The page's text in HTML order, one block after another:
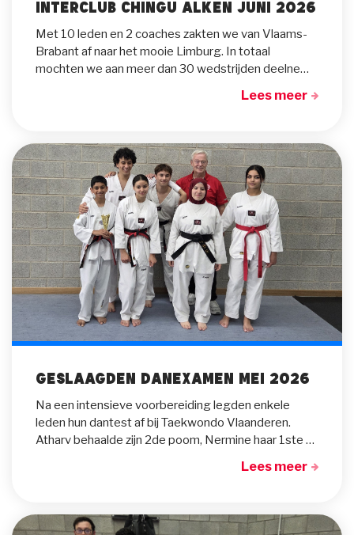
Interclub Chingu Alken Juni 2026
Met 10 leden en 2 coaches zakten we van Vlaams-
Brabant af naar het mooie Limburg. In totaal
mochten we aan meer dan 30 wedstrijden deelnemen. Ideaal om eens te proefen van Kyorugi.
Lees meer
Geslaagden danexamen mei 2026
Na een intensieve voorbereiding legden enkele
leden hun dantest af bij Taekwondo Vlaanderen.
Atharv behaalde zijn 2de poom, Nermine haar 1ste poom. Sanae en Arno behaalden beide hun eerste dan zwarte band. Op de foto zijn ze geflankeerd door younes en Sirine.
Lees meer